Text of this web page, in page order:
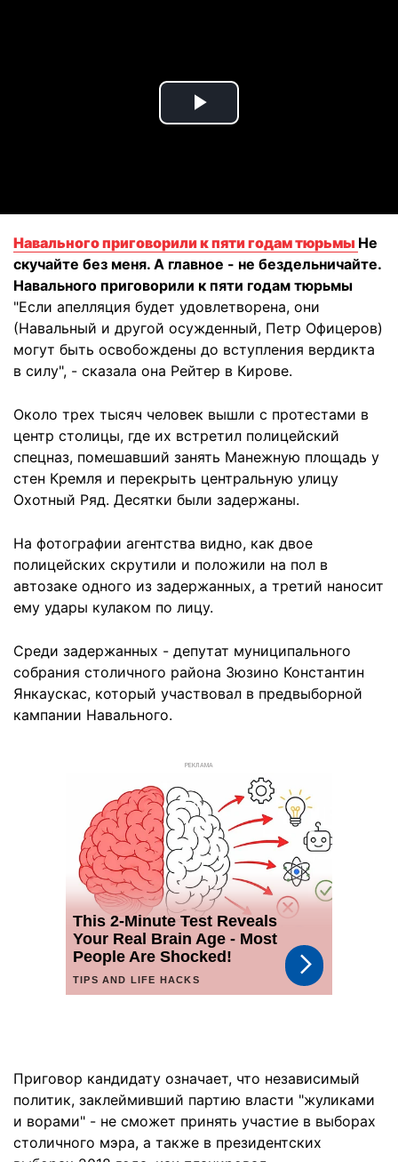
Play
Навального приговорили к пяти годам тюрьмы Не
скучайте без меня. А главное - не бездельничайте.
Навального приговорили к пяти годам тюрьмы
"Если апелляция будет удовлетворена, они
(Навальный и другой осужденный, Петр Офицеров)
могут быть освобождены до вступления вердикта
в силу", - сказала она Рейтер в Кирове.
Около трех тысяч человек вышли с протестами в
центр столицы, где их встретил полицейский
спецназ, помешавший занять Манежную площадь у
стен Кремля и перекрыть центральную улицу
Охотный Ряд. Десятки были задержаны.
На фотографии агентства видно, как двое
полицейских скрутили и положили на пол в
автозаке одного из задержанных, а третий наносит
ему удары кулаком по лицу.
Среди задержанных - депутат муниципального
собрания столичного района Зюзино Константин
Янкаускас, который участвовал в предвыборной
кампании Навального.
РЕКЛАМА
Приговор кандидату означает, что независимый
политик, заклеймивший партию власти "жуликами
и ворами" - не сможет принять участие в выборах
столичного мэра, а также в президентских